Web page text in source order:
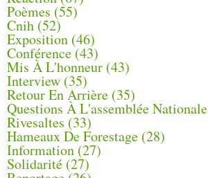
Poèmes (55)
Cnih (52)
Exposition (46)
Conférence(43)
Mis À L'honneur (43)
Interview (35)
Retour En Arrière (35)
Questions À L'assemblée Nationale
Rivesaltes (33)
Hameaux De Forestage (28)
Information (27)
Solidarité (27)